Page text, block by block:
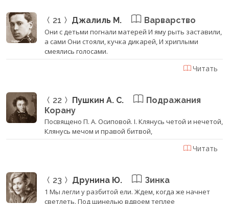
21 Джалиль М. Варварство
Они с детьми погнали матерей И яму рыть заставили,
а сами Они стояли, кучка дикарей, И хриплыми
смеялись голосами.
Читать
22 Пушкин А. С.
Подражания
Корану
Посвящено П. А. Осиповой. I. Клянусь четой и нечетой,
Клянусь мечом и правой битвой,
Читать
23 Друнина Ю. Зинка
1 Мы легли у разбитой ели. Ждем, когда же начнет
светлеть. Под шинелью вдвоем теплее